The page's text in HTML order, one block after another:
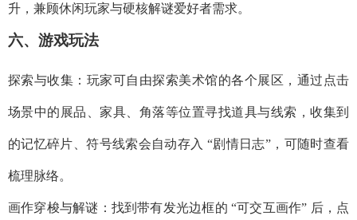
升，兼顾休闲玩家与硬核解谜爱好者需求。​
六、游戏玩法​
探索与收集：玩家可自由探索美术馆的各个展区，通过点击
场景中的展品、家具、角落等位置寻找道具与线索，收集到
的记忆碎片、符号线索会自动存入 “剧情日志”，可随时查看
梳理脉络。​
画作穿梭与解谜：找到带有发光边框的 “可交互画作” 后，点